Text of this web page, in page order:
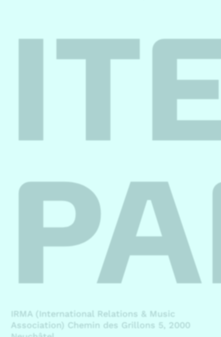
IRMA (International Relations & Music
Association) Chemin des Grillons 5, 2000